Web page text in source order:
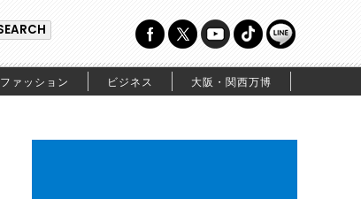
ファッション ビジネス 大阪・関西万博